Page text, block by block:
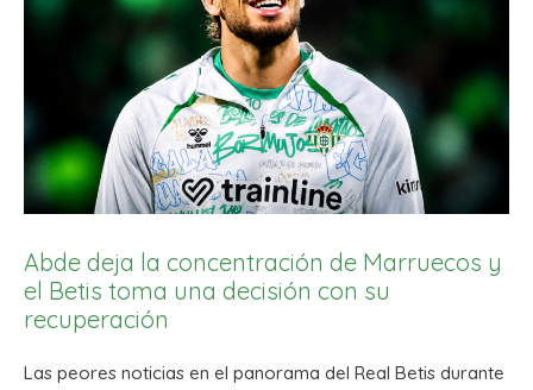
Abde deja la concentración de Marruecos y
el Betis toma una decisión con su
recuperación
Las peores noticias en el panorama del Real Betis durante